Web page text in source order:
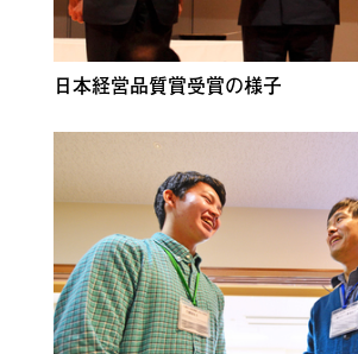
日本経営品質賞受賞の様子